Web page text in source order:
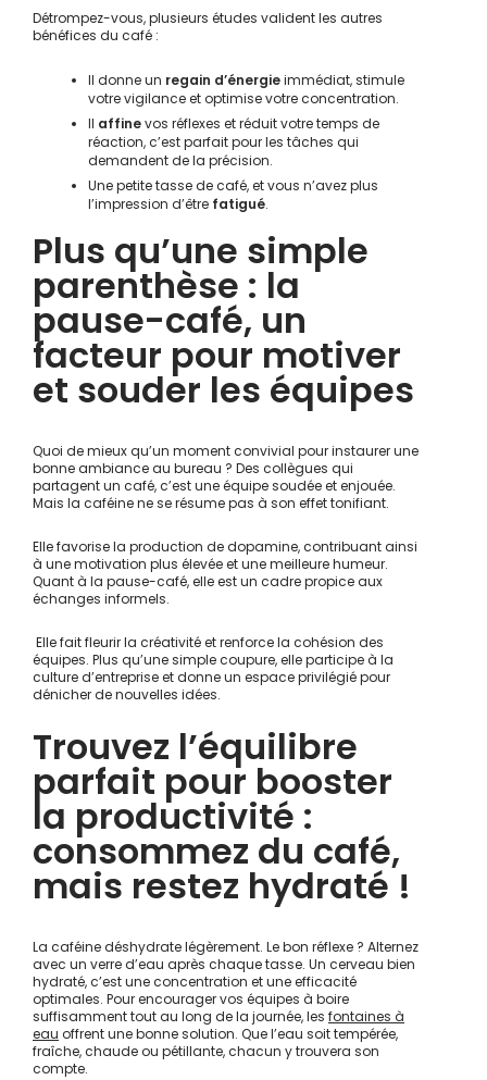
Détrompez-vous, plusieurs études valident les autres
bénéfices du café :
Il donne un regain d’énergieimmédiat, stimule
votre vigilance et optimise votre concentration.
Il affinevos réflexes et réduit votre temps de
réaction, c’est parfait pour les tâches qui
demandent de la précision.
Une petite tasse de café, et vous n’avez plus
l’impression d’être fatigué.
Plus qu’une simple
parenthèse : la
pause-café, un
facteur pour motiver
et souder les équipes
Quoi de mieux qu’un moment convivial pour instaurer une
bonne ambiance au bureau ? Des collègues qui
partagent un café, c’est une équipe soudée et enjouée.
Mais la caféine ne se résume pas à son effet tonifiant.
Elle favorise la production de dopamine, contribuant ainsi
à une motivation plus élevée et une meilleure humeur.
Quant à la pause-café, elle est un cadre propice aux
échanges informels.
Elle fait fleurir la créativité et renforce la cohésion des
équipes. Plus qu’une simple coupure, elle participe à la
culture d’entreprise et donne un espace privilégié pour
dénicher de nouvelles idées.
Trouvez l’équilibre
parfait pour booster
la productivité :
consommez du café,
mais restez hydraté !
La caféine déshydrate légèrement. Le bon réflexe ? Alternez
avec un verre d’eau après chaque tasse. Un cerveau bien
hydraté, c’est une concentration et une efficacité
optimales. Pour encourager vos équipes à boire
suffisamment tout au long de la journée, les fontaines à
eau offrent une bonne solution. Que l’eau soit tempérée,
fraîche, chaude ou pétillante, chacun y trouvera son
compte.